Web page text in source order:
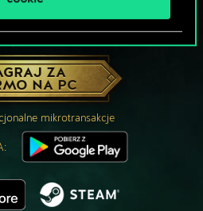
ZA
NA PC
mikrotransakcje